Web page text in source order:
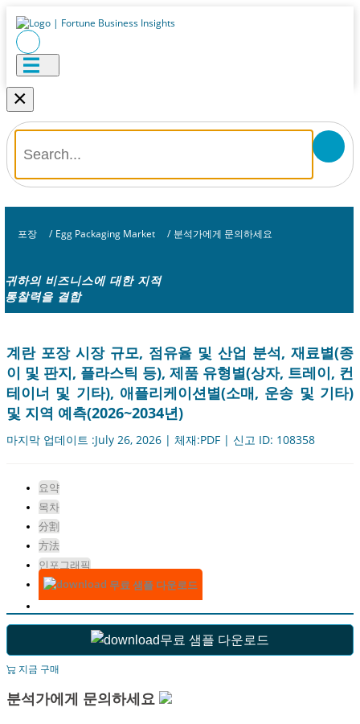
×
포장 / Egg Packaging Market / 분석가에게 문의하세요
귀하의 비즈니스에 대한 지적
통찰력을 결합
계란 포장 시장 규모, 점유율 및 산업 분석, 재료별(종
이 및 판지, 플라스틱 등), 제품 유형별(상자, 트레이, 컨
테이너 및 기타), 애플리케이션별(소매, 운송 및 기타)
및 지역 예측(2026~2034년)
마지막 업데이트 :July 26, 2026 | 체재:PDF | 신고 ID: 108358
요약
목차
分割
方法
인포그래픽
무료 샘플 다운로드
무료 샘플 다운로드
지금 구매
분석가에게 문의하세요